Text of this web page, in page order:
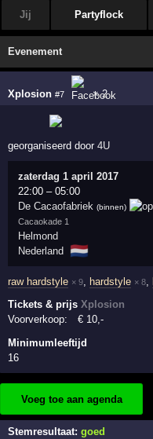
Jij Partyflock
Evenement
Xplosion #7 × 2
georganiseerd door4U
zaterdag 1 april 2017
22:00 –05:00
De Cacaofabriek (binnen)
Cacaokade 1
Helmond
Nederland
🇳🇱
raw hardstyle × 9, hardstyle × 8,
Tickets & prijsXplosion
Voorverkoop:
€ 10,-
Minimumleeftijd
16
Voeg toe aan agenda
Stemresultaat:goed